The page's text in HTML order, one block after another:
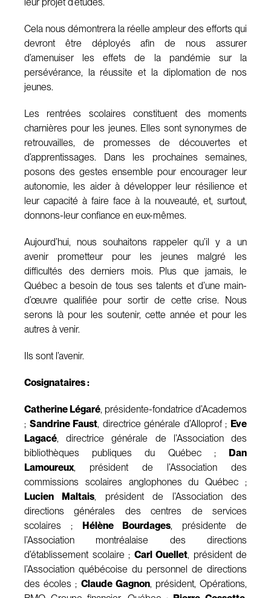
Cela nous démontrera la réelle ampleur des efforts qui
devront être déployés afin de nous assurer
d’amenuiser les effets de la pandémie sur la
persévérance, la réussite et la diplomation de nos
jeunes.
Les rentrées scolaires constituent des moments
charnières pour les jeunes. Elles sont synonymes de
retrouvailles, de promesses de découvertes et
d’apprentissages. Dans les prochaines semaines,
posons des gestes ensemble pour encourager leur
autonomie, les aider à développer leur résilience et
leur capacité à faire face à la nouveauté, et, surtout,
donnons-leur confiance en eux-mêmes.
Aujourd’hui, nous souhaitons rappeler qu’il y a un
avenir prometteur pour les jeunes malgré les
difficultés des derniers mois. Plus que jamais, le
Québec a besoin de tous ses talents et d’une main-
d’œuvre qualifiée pour sortir de cette crise. Nous
serons là pour les soutenir, cette année et pour les
autres à venir.
Ils sont l’avenir.
Cosignataires :
Catherine Légaré, présidente-fondatrice d’Academos
; Sandrine Faust, directrice générale d’Alloprof ; Eve
Lagacé, directrice générale de l’Association des
bibliothèques publiques du Québec ; Dan
Lamoureux, président de l’Association des
commissions scolaires anglophones du Québec ;
Lucien Maltais, président de l’Association des
directions générales des centres de services
scolaires ; Hélène Bourdages, présidente de
l’Association montréalaise des directions
d’établissement scolaire ; Carl Ouellet, président de
l’Association québécoise du personnel de directions
des écoles ; Claude Gagnon, président, Opérations,